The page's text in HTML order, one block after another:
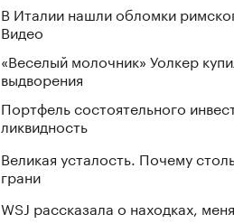
В Италии нашли обломки
Видео
«Веселый молочник» Уолкер
выдворения
Портфель состоятельного
ликвидность
Великая усталость. Почему
грани
WSJ рассказала о находках,